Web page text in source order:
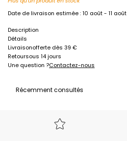
Date de livraison estimée :10 août - 11 août
Description
Détails
Livraisonofferte dès 39 €
Retoursous 14 jours
Une question ?Contactez-nous
Récemment consultés